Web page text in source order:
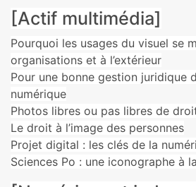
[Actif multimédia]
Pourquoi les usages du visuel se
organisations et à l’extérieur
Pour une bonne gestion juridique
numérique
Photos libres ou pas libres de
Le droit à l’image des personnes
Projet digital : les clés de la
Sciences Po : une iconographe à